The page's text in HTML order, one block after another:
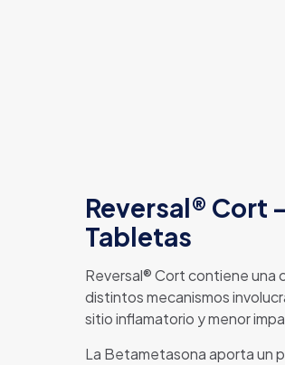
Reversal® Cort
Tabletas
Reversal® Cort contiene una
distintos mecanismos
sitio inflamatorio y menor
La Betametasona aporta un